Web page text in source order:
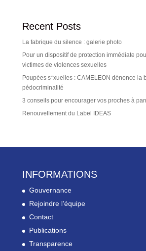
Recent Posts
La fabrique du silence : galerie photo
Pour un dispositif de protection immédiate
victimes de violences sexuelles
Poupées s*xuelles : CAMELEON dénonce la
pédocriminalité
3 conseils pour encourager vos proches à
Renouvellement du Label IDEAS
INFORMATIONS
Gouvernance
Rejoindre l’équipe
Contact
Publications
Transparence